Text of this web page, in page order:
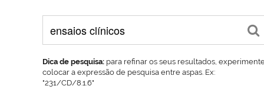
Dica de pesquisa: para refinar os seus resultados,
colocar a expressão de pesquisa entre aspas. Ex:
"231/CD/8.1.6"